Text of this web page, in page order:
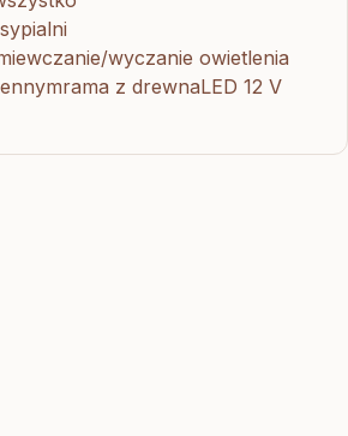
wyczanie owietlenia
z drewnaLED 12 V